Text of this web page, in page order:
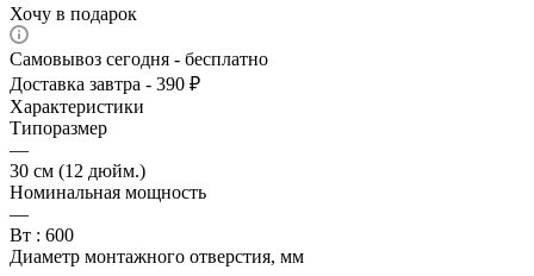
Хочу в подарок
Самовывоз сегодня - бесплатно
Доставка завтра - 390 ₽
Характеристики
Типоразмер
—
30 см (12 дюйм.)
Номинальная мощность
—
Вт : 600
Диаметр монтажного отверстия, мм